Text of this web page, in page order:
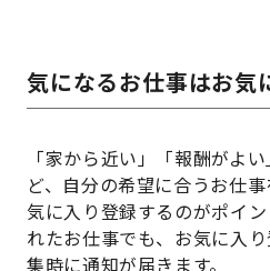
気になるお仕事はお気
「家から近い」「報酬がよ
ど、自分の希望に合うお仕
気に入り登録するのがポイ
れたお仕事でも、お気に入
集時に通知が届きます。